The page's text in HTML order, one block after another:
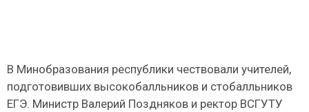
В Минобразования республики чествовали учителей,
подготовивших высокобалльников и стобалльников
ЕГЭ. Министр Валерий Поздняков и ректор ВСГУТУ